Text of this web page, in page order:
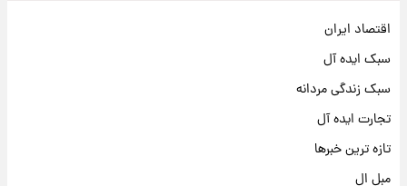
اقتصاد ایران
سبک ایده آل
سبک زندگی مردانه
تجارت ایده آل
تازه ترین خبرها
مبل ال